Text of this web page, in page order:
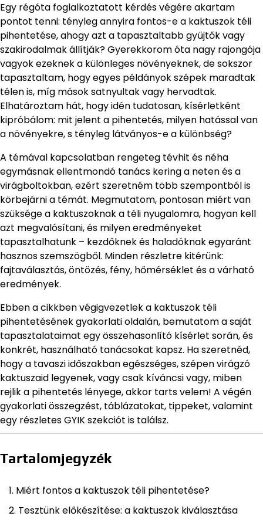
Egy régóta foglalkoztatott kérdés végére akartam
pontot tenni: tényleg annyira fontos-e a kaktuszok téli
pihentetése, ahogy azt a tapasztaltabb gyűjtők vagy
szakirodalmak állítják? Gyerekkorom óta nagy rajongója
vagyok ezeknek a különleges növényeknek, de sokszor
tapasztaltam, hogy egyes példányok szépek maradtak
télen is, míg mások satnyultak vagy hervadtak.
Elhatároztam hát, hogy idén tudatosan, kísérletként
kipróbálom: mit jelent a pihentetés, milyen hatással van
a növényekre, s tényleg látványos-e a különbség?
A témával kapcsolatban rengeteg tévhit és néha
egymásnak ellentmondó tanács kering a neten és a
virágboltokban, ezért szeretném több szempontból is
körbejárni a témát. Megmutatom, pontosan miért van
szüksége a kaktuszoknak a téli nyugalomra, hogyan kell
azt megvalósítani, és milyen eredményeket
tapasztalhatunk – kezdőknek és haladóknak egyaránt
hasznos szemszögből. Minden részletre kitérünk:
fajtaválasztás, öntözés, fény, hőmérséklet és a várható
eredmények.
Ebben a cikkben végigvezetlek a kaktuszok téli
pihentetésének gyakorlati oldalán, bemutatom a saját
tapasztalataimat egy összehasonlító kísérlet során, és
konkrét, használható tanácsokat kapsz. Ha szeretnéd,
hogy a tavaszi időszakban egészséges, szépen virágzó
kaktuszaid legyenek, vagy csak kíváncsi vagy, miben
rejlik a pihentetés lényege, akkor tarts velem! A végén
gyakorlati összegzést, táblázatokat, tippeket, valamint
egy részletes GYIK szekciót is találsz.
Tartalomjegyzék
Miért fontos a kaktuszok téli pihentetése?
Tesztünk előkészítése: a kaktuszok kiválasztása